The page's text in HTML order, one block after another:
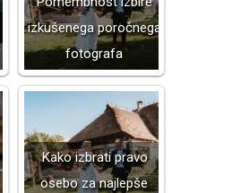
izkušenega poročnega
fotografa
Kako izbrati pravo
osebo za najlepše